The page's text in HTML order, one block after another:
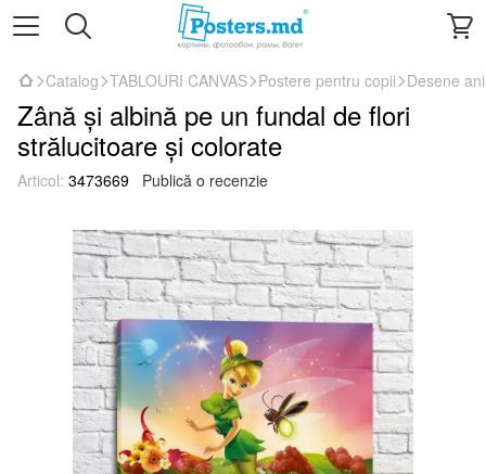
Catalog TABLOURI CANVAS Postere pentru copii Desene
Zână și albină pe un fundal de flori
strălucitoare și colorate
Articol: 3473669 Publică o recenzie